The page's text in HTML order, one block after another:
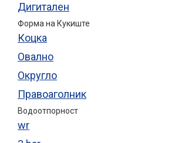
Дигитален
Форма на Кукиште
Коцка
Овално
Округло
Правоаголник
Водоотпорност
wr